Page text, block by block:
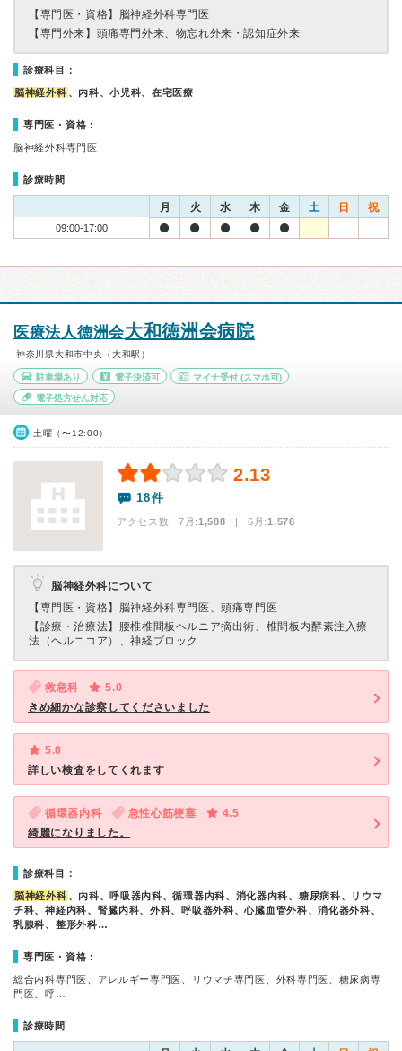
【専門医・資格】 脳神経外科専門医
【専門外来】 頭痛専門外来、物忘れ外来・認知症外来
診療科目：
脳神経外科 、内科、小児科、在宅医療
専門医・資格：
脳神経外科専門医
診療時間
月 火 水 木 金 土 日 祝
09:00-17:00
医療法人徳洲会大和徳洲会病院
神奈川県大和市中央（大和駅）
駐車場あり 電子決済可 マイナ受付 (スマホ可)
電子処方せん対応
土曜（〜12:00）
2.13
18件
アクセス数 7月:1,588 | 6月:1,578
脳神経外科について
【専門医・資格】 脳神経外科専門医、頭痛専門医
【診療・治療法】
腰椎椎間板ヘルニア摘出術、椎間板内酵素注入療
法（ヘルニコア）、神経ブロック
救急科
5.0
きめ細かな診察してくださいました
5.0
詳しい検査をしてくれます
循環器内科 急性心筋梗塞
4.5
綺麗になりました。
診療科目：
脳神経外科 、内科、呼吸器内科、循環器内科、消化器内科、糖尿病科、リウマ
チ科、神経内科、腎臓内科、外科、呼吸器外科、心臓血管外科、消化器外科、
乳腺科、整形外科…
専門医・資格：
総合内科専門医、アレルギー専門医、リウマチ専門医、外科専門医、糖尿病専
門医、呼…
診療時間